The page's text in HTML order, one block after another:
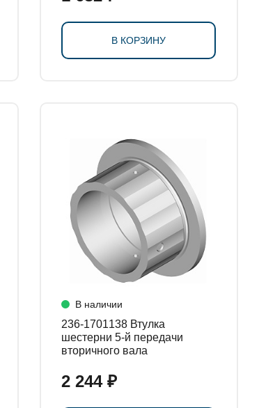
В КОРЗИНУ
В наличии
236-1701138 Втулка
шестерни 5-й передачи
вторичного вала
2 244 ₽